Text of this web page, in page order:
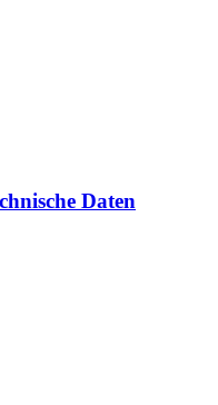
Daten